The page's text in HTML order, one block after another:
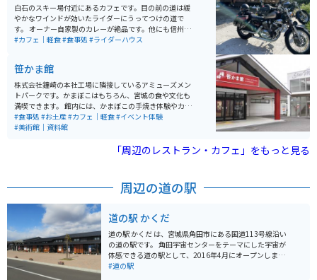
白石のスキー場付近にあるカフェです。目の前の道は緩
やかなワインドが効いたライダーにうってつけの道で
す。 オーナー自家製のカレーが絶品です。他にも信州産
のお蕎麦や、各酒類の取り扱いもあります。もともと仙
#カフェ｜軽食#食事処 #ライダーハウス
笹かま館
株式会社鐘崎の本社工場に隣接しているアミューズメン
トパークです。かまぼこはもちろん、宮城の食や文化も
満喫できます。 館内には、かまぼこの手焼き体験やカフ
ェ、ギフトショップ、カウンターでお酒と一緒にかまぼ
こを楽しめるお店もあります。予約制で工場見学も可能
七夕飾りを楽しむこともできます。
#食事処 #お土産#カフェ｜軽食#イベント体験
#美術館｜資料館
「周辺のレストラン・カフェ」をもっと見る
周辺の道の駅
道の駅 かくだ
道の駅 かくだ は、宮城県角田市にある国道113号線沿い
の道の駅です。 角田宇宙センターをテーマにした宇宙が
体感できる道の駅として、2016年4月にオープンしまし
た。 施設内には、宇宙航空研究開発機構(JAXA)の研究開
#道の駅